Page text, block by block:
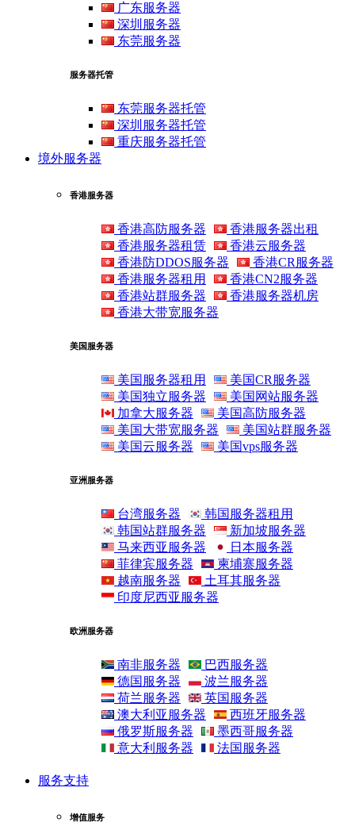
广东服务器
深圳服务器
东莞服务器
服务器托管
东莞服务器托管
深圳服务器托管
重庆服务器托管
境外服务器
香港服务器
香港高防服务器
香港服务器出租
香港服务器租赁
香港云服务器
香港防DDOS服务器
香港CR服务器
香港服务器租用
香港CN2服务器
香港站群服务器
香港服务器机房
香港大带宽服务器
美国服务器
美国服务器租用
美国CR服务器
美国独立服务器
美国网站服务器
加拿大服务器
美国高防服务器
美国大带宽服务器
美国站群服务器
美国云服务器
美国vps服务器
亚洲服务器
台湾服务器
韩国服务器租用
韩国站群服务器
新加坡服务器
马来西亚服务器
日本服务器
菲律宾服务器
柬埔寨服务器
越南服务器
土耳其服务器
印度尼西亚服务器
欧洲服务器
南非服务器
巴西服务器
德国服务器
波兰服务器
荷兰服务器
英国服务器
澳大利亚服务器
西班牙服务器
俄罗斯服务器
墨西哥服务器
意大利服务器
法国服务器
服务支持
增值服务